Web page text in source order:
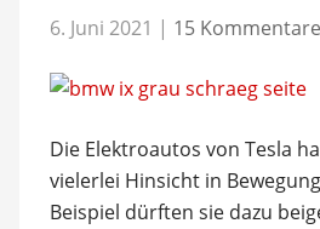
6. Juni 2021 | 15 Kommentare
Die Elektroautos von Tesla
vielerlei Hinsicht in
Beispiel dürften sie dazu